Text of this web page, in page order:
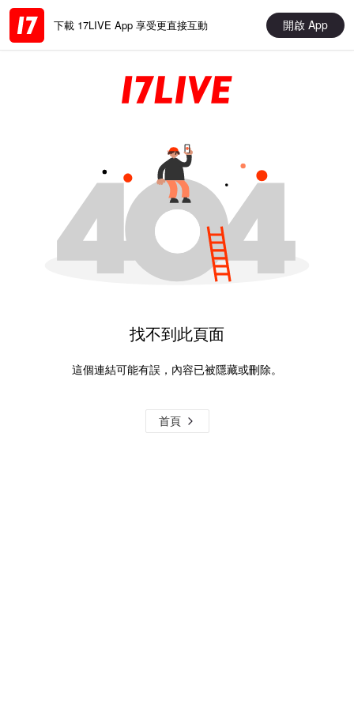
下載 17LIVE App 享受更直接互動 開啟 App
找不到此頁面
這個連結可能有誤，內容已被隱藏或刪除。
首頁